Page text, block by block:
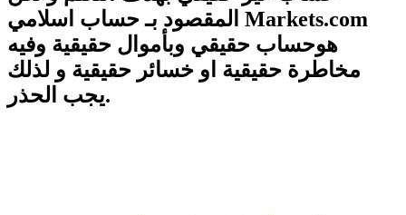
المقصود بـ حساب اسلامي Markets.com
هوحساب حقيقي وبأموال حقيقية وفيه
مخاطرة حقيقية او خسائر حقيقية و لذلك
يجب الحذر.